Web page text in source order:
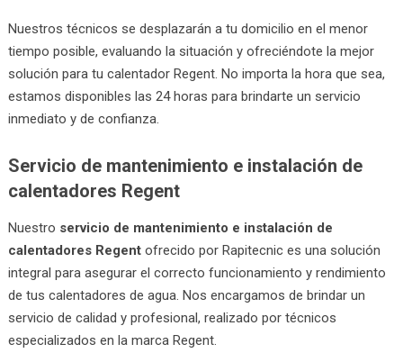
Nuestros técnicos se desplazarán a tu domicilio en el menor
tiempo posible, evaluando la situación y ofreciéndote la mejor
solución para tu calentador Regent. No importa la hora que sea,
estamos disponibles las 24 horas para brindarte un servicio
inmediato y de confianza.
Servicio de mantenimiento e instalación de
calentadores Regent
Nuestro servicio de mantenimiento e instalación de
calentadores Regentofrecido por Rapitecnic es una solución
integral para asegurar el correcto funcionamiento y rendimiento
de tus calentadores de agua. Nos encargamos de brindar un
servicio de calidad y profesional, realizado por técnicos
especializados en la marca Regent.